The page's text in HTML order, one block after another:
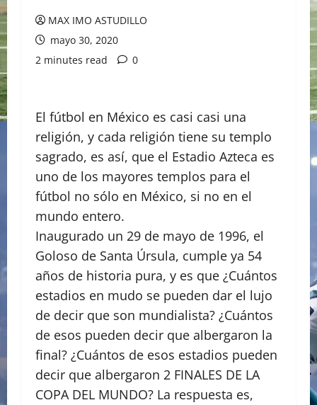
MAX IMO ASTUDILLO
mayo 30, 2020
2 minutes read
0
El fútbol en México es casi casi una
religión, y cada religión tiene su templo
sagrado, es así, que el Estadio Azteca es
uno de los mayores templos para el
fútbol no sólo en México, si no en el
mundo entero.
Inaugurado un 29 de mayo de 1996, el
Goloso de Santa Úrsula, cumple ya 54
años de historia pura, y es que ¿Cuántos
estadios en mudo se pueden dar el lujo
de decir que son mundialista? ¿Cuántos
de esos pueden decir que albergaron la
final? ¿Cuántos de esos estadios pueden
decir que albergaron 2 FINALES DE LA
COPA DEL MUNDO? La respuesta es,